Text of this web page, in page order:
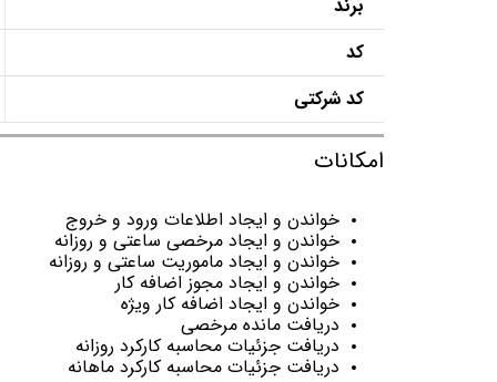
برند
کد
کد شرکتی
امکانات
خواندن و ایجاد اطلاعات ورود و خروج
خواندن و ایجاد مرخصی ساعتی و روزانه
خواندن و ایجاد ماموریت ساعتی و روزانه
خواندن و ایجاد مجوز اضافه کار
خواندن و ایجاد اضافه کار ویژه
دریافت مانده مرخصی
دریافت جزئیات محاسبه کارکرد روزانه
دریافت جزئیات محاسبه کارکرد ماهانه